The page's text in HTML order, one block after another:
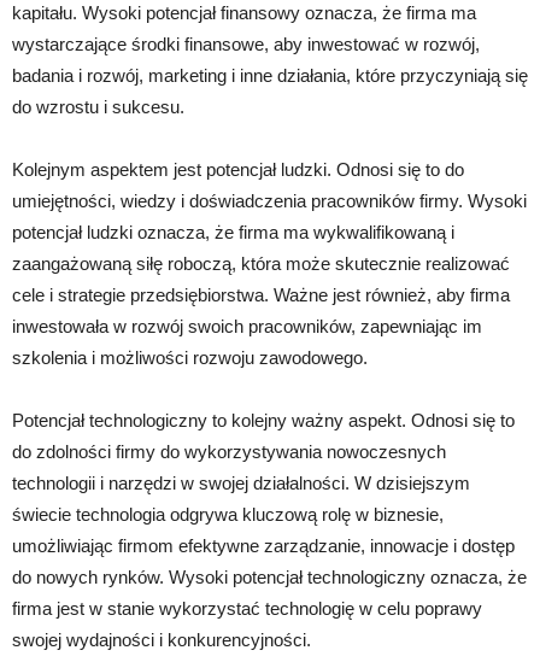
kapitału. Wysoki potencjał finansowy oznacza, że firma ma
wystarczające środki finansowe, aby inwestować w rozwój,
badania i rozwój, marketing i inne działania, które przyczyniają się
do wzrostu i sukcesu.
Kolejnym aspektem jest potencjał ludzki. Odnosi się to do
umiejętności, wiedzy i doświadczenia pracowników firmy. Wysoki
potencjał ludzki oznacza, że firma ma wykwalifikowaną i
zaangażowaną siłę roboczą, która może skutecznie realizować
cele i strategie przedsiębiorstwa. Ważne jest również, aby firma
inwestowała w rozwój swoich pracowników, zapewniając im
szkolenia i możliwości rozwoju zawodowego.
Potencjał technologiczny to kolejny ważny aspekt. Odnosi się to
do zdolności firmy do wykorzystywania nowoczesnych
technologii i narzędzi w swojej działalności. W dzisiejszym
świecie technologia odgrywa kluczową rolę w biznesie,
umożliwiając firmom efektywne zarządzanie, innowacje i dostęp
do nowych rynków. Wysoki potencjał technologiczny oznacza, że
firma jest w stanie wykorzystać technologię w celu poprawy
swojej wydajności i konkurencyjności.